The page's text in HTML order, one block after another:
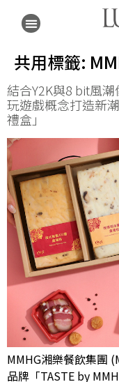
共用標籤:
結合Y2K與8 bit風
玩遊戲概念打造新
禮盒」
MMHG湘樂餐飲集團
品牌「TASTE by